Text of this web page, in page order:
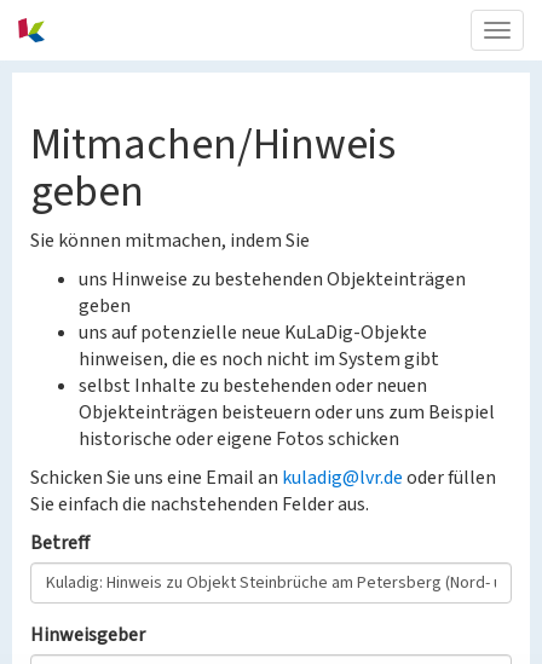
Mitmachen/Hinweis
geben
Sie können mitmachen, indem Sie
uns Hinweise zu bestehenden Objekteinträgen
geben
uns auf potenzielle neue KuLaDig-Objekte
hinweisen, die es noch nicht im System gibt
selbst Inhalte zu bestehenden oder neuen
Objekteinträgen beisteuern oder uns zum Beispiel
historische oder eigene Fotos schicken
Schicken Sie uns eine Email an kuladig@lvr.deoder füllen
Sie einfach die nachstehenden Felder aus.
Betreff
Hinweisgeber